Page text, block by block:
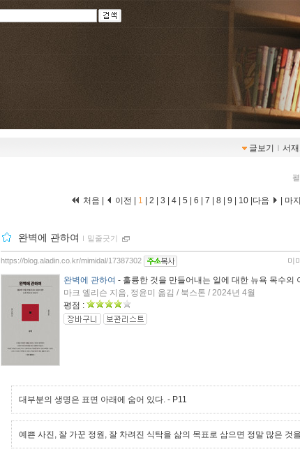
글보기 ｌ 서
처음 | 이전 | 1 2 3 4 5 6 7 8 9 10 다음 마
완벽에 관하여 ｌ 밑줄긋기
미
https://blog.aladin.co.kr/mimidal/17387302
완벽에 관하여 - 훌륭한 것을 만들어내는 일에 대한 뉴욕 목수의
마크 엘리슨 지음, 정윤미 옮김 / 북스톤 / 2024년 4월
평점 :
대부분의 생명은 표면 아래에 숨어 있다. - P11
예쁜 사진, 잘 가꾼 정원, 잘 차려진 식탁을 삶의 목표로 삼으면 정말 많은 것